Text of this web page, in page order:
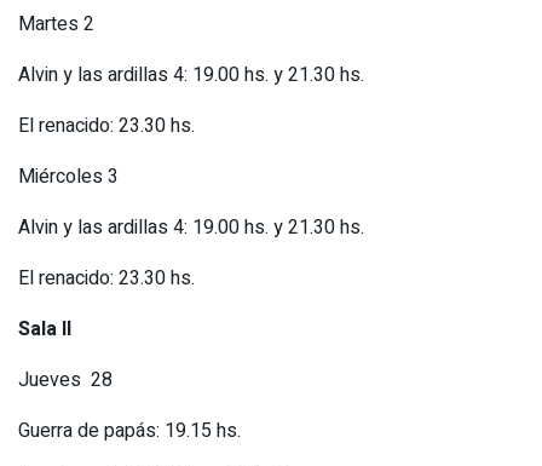
Martes 2
Alvin y las ardillas 4: 19.00 hs. y 21.30 hs.
El renacido: 23.30 hs.
Miércoles 3
Alvin y las ardillas 4: 19.00 hs. y 21.30 hs.
El renacido: 23.30 hs.
Sala II
Jueves 28
Guerra de papás: 19.15 hs.